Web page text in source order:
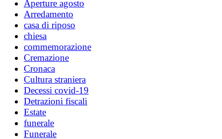
Aperture agosto
Arredamento
casa di riposo
chiesa
commemorazione
Cremazione
Cronaca
Cultura straniera
Decessi covid-19
Detrazioni fiscali
Estate
funerale
Funerale